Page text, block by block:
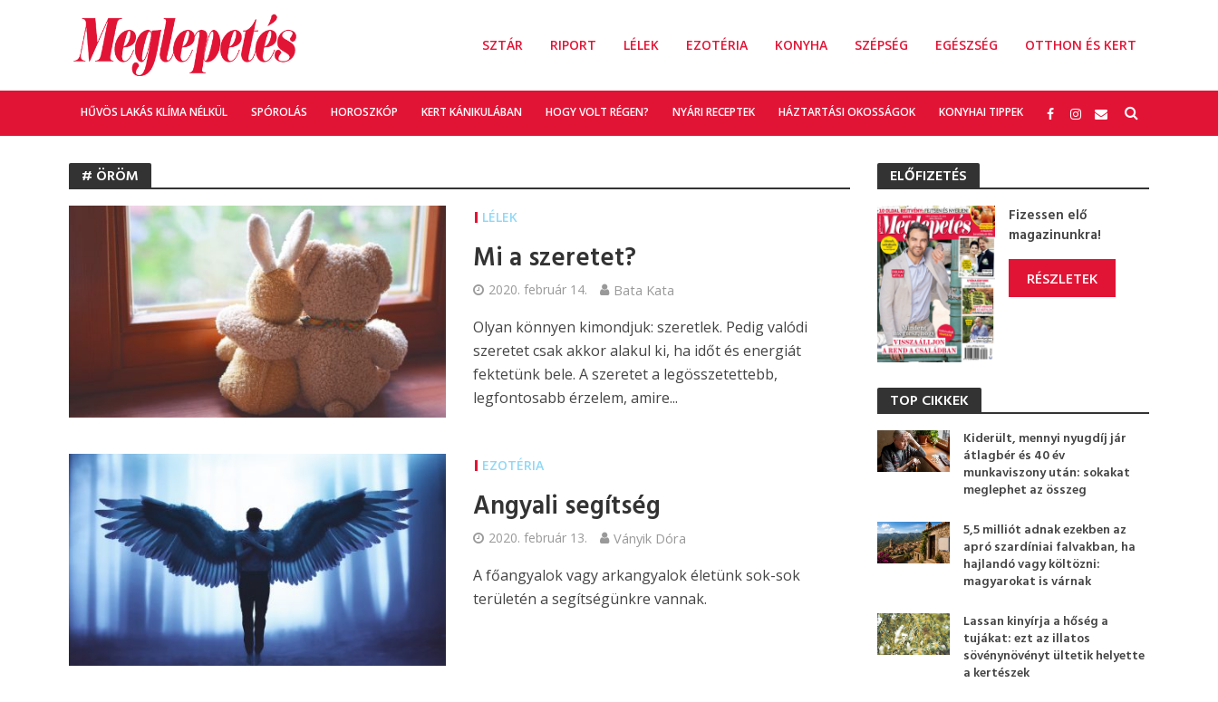
SZTÁR RIPORT LÉLEK EZOTÉRIA KONYHA SZÉPSÉG EGÉSZSÉG OTTHON ÉS KERT
HŰVÖS LAKÁS KLÍMA NÉLKÜL SPÓROLÁS HOROSZKÓP KERT KÁNIKULÁBAN HOGY VOLT RÉGEN? NYÁRI RECEPTEK HÁZTARTÁSI OKOSSÁGOK KONYHAI TIPPEK
# ÖRÖM
LÉLEK
Mi a szeretet?
2020. február 14. Bata Kata
Olyan könnyen kimondjuk: szeretlek. Pedig valódi
szeretet csak akkor alakul ki, ha időt és energiát
fektetünk bele. A szeretet a legösszetettebb,
legfontosabb érzelem, amire...
EZOTÉRIA
Angyali segítség
2020. február 13. Ványik Dóra
A főangyalok vagy arkangyalok életünk sok-sok
területén a segítségünkre vannak.
ELŐFIZETÉS
Fizessen elő
magazinunkra!
RÉSZLETEK
TOP CIKKEK
Kiderült, mennyi nyugdíj jár
átlagbér és 40 év
munkaviszony után: sokakat
meglephet az összeg
5,5 milliót adnak ezekben az
apró szardíniai falvakban, ha
hajlandó vagy költözni:
magyarokat is várnak
Lassan kinyírja a hőség a
tujákat: ezt az illatos
sövénynövényt ültetik helyette
a kertészek